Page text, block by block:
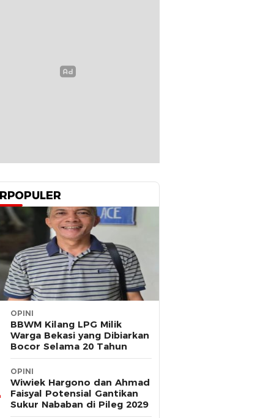
OPINI
BBWM Kilang LPG Milik
Warga Bekasi yang Dibiarkan
Bocor Selama 20 Tahun
OPINI
Wiwiek Hargono dan Ahmad
Faisyal Potensial Gantikan
Sukur Nababan di Pileg 2029